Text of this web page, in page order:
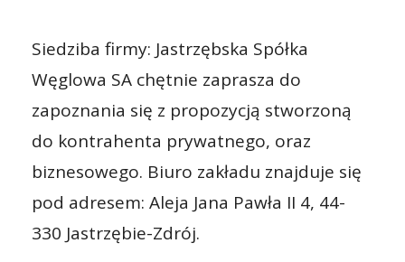
Siedziba firmy: Jastrzębska Spółka
Węglowa SA chętnie zaprasza do
zapoznania się z propozycją stworzoną
do kontrahenta prywatnego, oraz
biznesowego. Biuro zakładu znajduje się
pod adresem: Aleja Jana Pawła II 4, 44-
330 Jastrzębie-Zdrój.